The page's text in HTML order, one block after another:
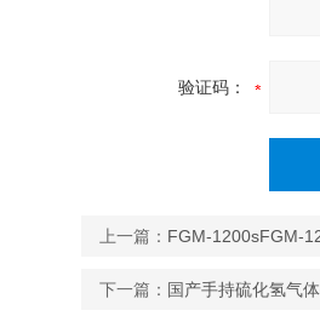
验证码：
上一篇： FGM-1200sFGM-
下一篇： 国产手持硫化氢气